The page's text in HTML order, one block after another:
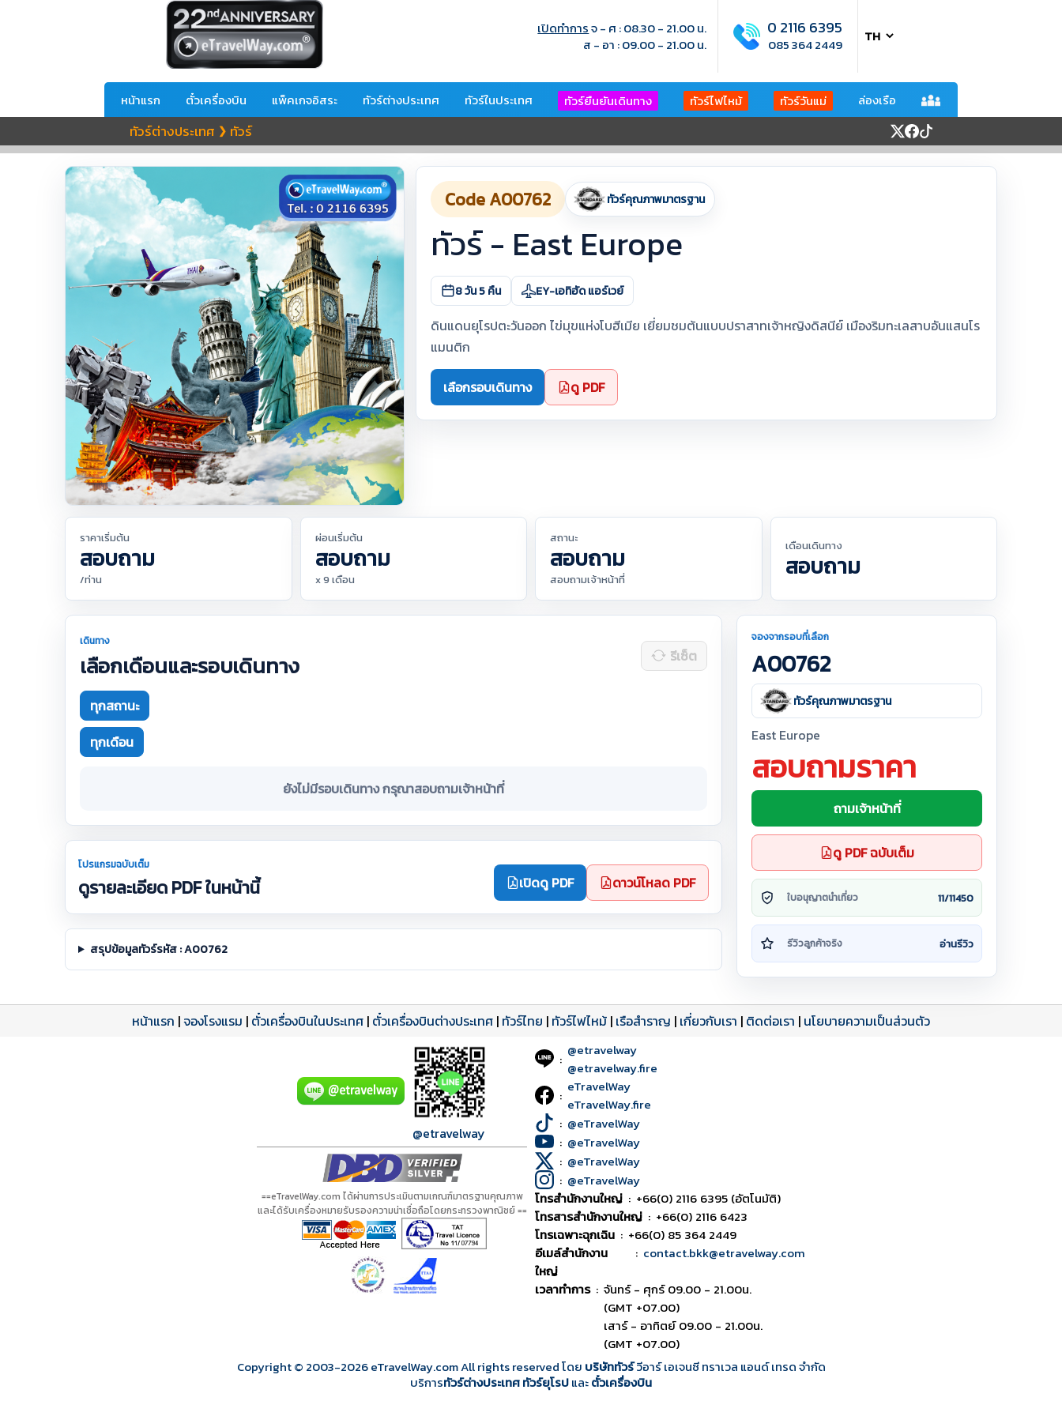
เปิดทำการจ - ศ : 08.30 - 21.00 น.
ส - อา : 09.00 - 21.00 น.
0 2116 6395
085 364 2449
หน้าแรก ตั๋วเครื่องบิน แพ็คเกจอิสระ ทัวร์ต่างประเทศ ทัวร์ในประเทศ ทัวร์ยืนยันเดินทาง ทัวร์ไฟไหม้ ทัวร์วันแม่ ล่องเรือ
ทัวร์ต่างประเทศ ❯ ทัวร์
Code A00762 ทัวร์คุณภาพมาตรฐาน
ทัวร์ - East Europe
8 วัน 5 คืน EY-เอทิฮัด แอร์เวย์
ดินแดนยุโรปตะวันออก ไข่มุขแห่งโบฮีเมีย เยี่ยมชมต้นแบบปราสาทเจ้าหญิงดิสนีย์ เมืองริมทะเลสาบอันแสนโร
แมนติก
เลือกรอบเดินทาง ดู PDF
ราคาเริ่มต้น
สอบถาม
/ท่าน
ผ่อนเริ่มต้น
สอบถาม
x 9 เดือน
สถานะ
สอบถาม
สอบถามเจ้าหน้าที่
เดือนเดินทาง
สอบถาม
เดินทาง
เลือกเดือนและรอบเดินทาง รีเซ็ต
ทุกสถานะ
ทุกเดือน
ยังไม่มีรอบเดินทาง กรุณาสอบถามเจ้าหน้าที่
โปรแกรมฉบับเต็ม
ดูรายละเอียด PDF ในหน้านี้ เปิดดู PDF ดาวน์โหลด PDF
สรุปข้อมูลทัวร์รหัส : A00762
จองจากรอบที่เลือก
A00762
ทัวร์คุณภาพมาตรฐาน
East Europe
สอบถามราคา
ถามเจ้าหน้าที่
ดู PDF ฉบับเต็ม
ใบอนุญาตนำเที่ยว 11/11450
รีวิวลูกค้าจริง อ่านรีวิว
หน้าแรก |จองโรงแรม | ตั๋วเครื่องบินในประเทศ | ตั๋วเครื่องบินต่างประเทศ | ทัวร์ไทย | ทัวร์ไฟไหม้ | เรือสำราญ | เกี่ยวกับเรา | ติดต่อเรา | นโยบายความเป็นส่วนตัว
@etravelway
==eTravelWay.com ได้ผ่านการประเมินตามเกณฑ์มาตรฐานคุณภาพ
และได้รับเครื่องหมายรับรองความน่าเชื่อถือโดยกระทรวงพาณิชย์ ==
: @etravelway
@etravelway.fire
: eTravelWay
eTravelWay.fire
: @eTravelWay
: @eTravelWay
: @eTravelWay
: @eTravelWay
โทรสำนักงานใหญ่ : +66(0) 2116 6395 (อัตโนมัติ)
โทรสารสำนักงานใหญ่ : +66(0) 2116 6423
โทรเฉพาะฉุกเฉิน : +66(0) 85 364 2449
อีเมล์สำนักงาน
ใหญ่
: contact.bkk@etravelway.com
เวลาทำการ : จันทร์ - ศุกร์ 09.00 - 21.00น.
(GMT +07.00)
เสาร์ - อาทิตย์ 09.00 - 21.00น.
(GMT +07.00)
Copyright © 2003-2026eTravelWay.com All rights reserved โดย บริษัททัวร์วีอาร์ เอเจนซี ทราเวล แอนด์ เทรด จำกัด
บริการทัวร์ต่างประเทศทัวร์ยุโรปและตั๋วเครื่องบิน